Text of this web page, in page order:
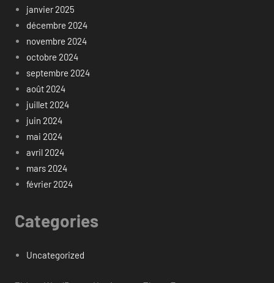
janvier 2025
décembre 2024
novembre 2024
octobre 2024
septembre 2024
août 2024
juillet 2024
juin 2024
mai 2024
avril 2024
mars 2024
février 2024
Categories
Uncategorized